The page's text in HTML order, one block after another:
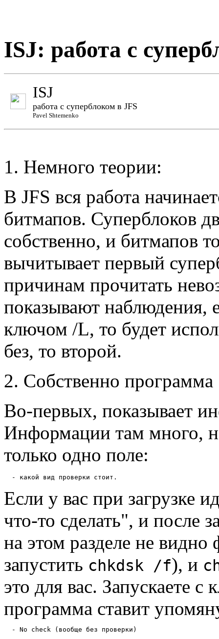
ISJ: работа с
ISJ
работа с суперблоком в JFS
Pavel Shtemenko
1. Немного теории:
В JFS вся работа
битмапов. Суперблоков
собственно, и битмапов
вычитывает первый
причинам прочитать
показывают наблюдения,
ключом /L, то будет
без, то второй.
2. Собственно программа
Во-первых, показывает
Информации там много,
только одно поле:
Если у вас при загрузке
что-то сделать", и после
на этом разделе не
запустить chkdsk /f), и
это для вас. Запускаете
программа ставит